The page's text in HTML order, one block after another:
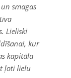
smagas
Lieliski
kur
kapitāla
ļoti lielu